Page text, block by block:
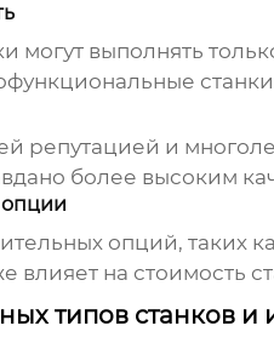
могут выполнять
репутацией и
более высоким
опций, таких
влияет на стоимость
типов станков